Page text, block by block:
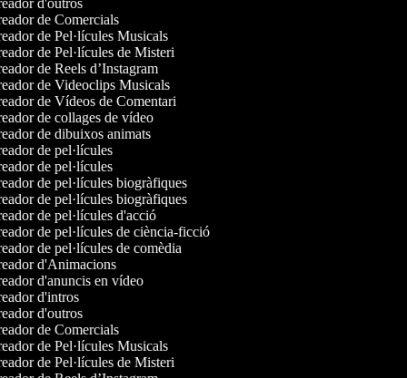
d'outros
de Comercials
de Pel·lícules Musicals
de Pel·lícules de Misteri
de Reels d’Instagram
de Videoclips Musicals
de Vídeos de Comentari
de collages de vídeo
de dibuixos animats
de pel·lícules
de pel·lícules
de pel·lícules biogràfiques
de pel·lícules biogràfiques
de pel·lícules d'acció
de pel·lícules de ciència-ficció
de pel·lícules de comèdia
d'Animacions
d'anuncis en vídeo
d'intros
d'outros
de Comercials
de Pel·lícules Musicals
de Pel·lícules de Misteri